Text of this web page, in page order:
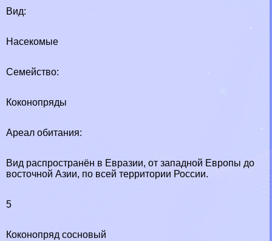
Вид:
Насекомые
Семейство:
Коконопряды
Ареал обитания:
Вид распространён в Евразии, от западной Европы до
восточной Азии, по всей территории России.
5
Коконопряд сосновый